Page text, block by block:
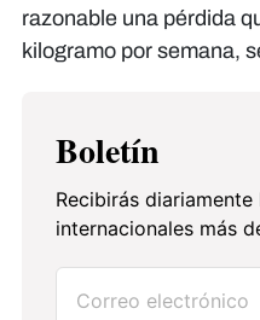
razonable una pérdida
kilogramo por semana,
Boletín
Recibirás
internacionales más